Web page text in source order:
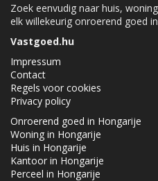
Zoek eenvudig naar huis,
elk willekeurig onroerend goed
Vastgoed.hu
Impressum
Contact
Regels voor cookies
Privacy policy
Onroerend goed in Hongarije
Woning in Hongarije
Huis in Hongarije
Kantoor in Hongarije
Perceel in Hongarije